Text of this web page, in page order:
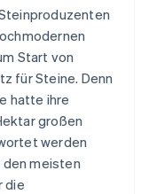
Start von
für Steine. Denn
hatte ihre
großen
werden
meisten
die